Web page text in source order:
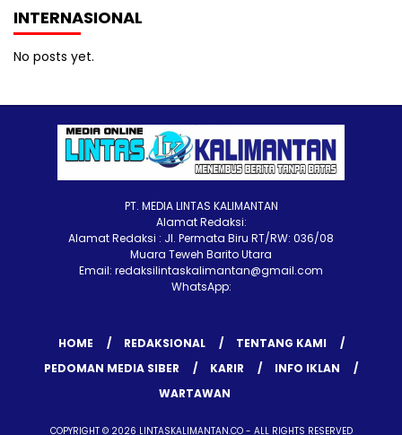
INTERNASIONAL
No posts yet.
PT. MEDIA LINTAS KALIMANTAN
Alamat Redaksi:
Alamat Redaksi : Jl. Permata Biru RT/RW: 036/08
Muara Teweh Barito Utara
Email: redaksilintaskalimantan@gmail.com
WhatsApp:
HOME REDAKSIONAL
TENTANG KAMI
PEDOMAN MEDIA SIBER
KARIR
INFO IKLAN
WARTAWAN
COPYRIGHT © 2026 LINTASKALIMANTAN.CO - ALL RIGHTS RESERVED